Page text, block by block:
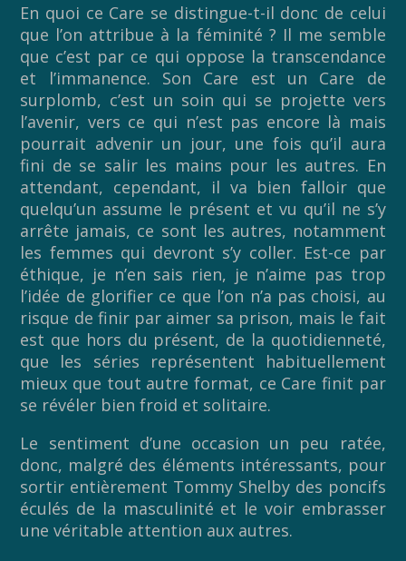
En quoi ce Care se distingue-t-il donc de celui
que l’on attribue à la féminité ? Il me semble
que c’est par ce qui oppose la transcendance
et l’immanence. Son Care est un Care de
surplomb, c’est un soin qui se projette vers
l’avenir, vers ce qui n’est pas encore là mais
pourrait advenir un jour, une fois qu’il aura
fini de se salir les mains pour les autres. En
attendant, cependant, il va bien falloir que
quelqu’un assume le présent et vu qu’il ne s’y
arrête jamais, ce sont les autres, notamment
les femmes qui devront s’y coller. Est-ce par
éthique, je n’en sais rien, je n’aime pas trop
l’idée de glorifier ce que l’on n’a pas choisi, au
risque de finir par aimer sa prison, mais le fait
est que hors du présent, de la quotidienneté,
que les séries représentent habituellement
mieux que tout autre format, ce Care finit par
se révéler bien froid et solitaire.
Le sentiment d’une occasion un peu ratée,
donc, malgré des éléments intéressants, pour
sortir entièrement Tommy Shelby des poncifs
éculés de la masculinité et le voir embrasser
une véritable attention aux autres.